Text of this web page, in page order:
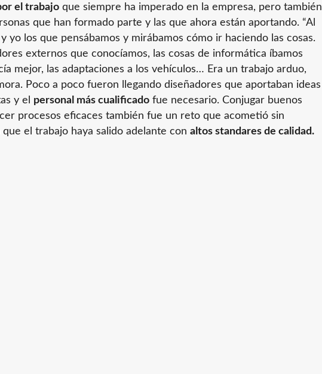
el trabajo que siempre ha imperado en la empresa, pero también
que han formado parte y las que ahora están aportando. “Al
yo los que pensábamos y mirábamos cómo ir haciendo las cosas.
externos que conocíamos, las cosas de informática íbamos
mejor, las adaptaciones a los vehículos… Era un trabajo arduo,
Poco a poco fueron llegando diseñadores que aportaban ideas
y el personal más cualificado fue necesario. Conjugar buenos
procesos eficaces también fue un reto que acometió sin
el trabajo haya salido adelante con altos standares de calidad.